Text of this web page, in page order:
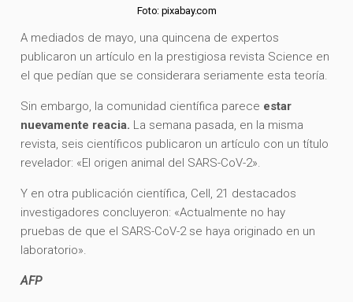
Foto: pixabay.com
A mediados de mayo, una quincena de expertos
publicaron un artículo en la prestigiosa revista Science en
el que pedían que se considerara seriamente esta teoría.
Sin embargo, la comunidad científica parece estar
nuevamente reacia. La semana pasada, en la misma
revista, seis científicos publicaron un artículo con un título
revelador: «El origen animal del SARS-CoV-2».
Y en otra publicación científica, Cell, 21 destacados
investigadores concluyeron: «Actualmente no hay
pruebas de que el SARS-CoV-2 se haya originado en un
laboratorio».
AFP